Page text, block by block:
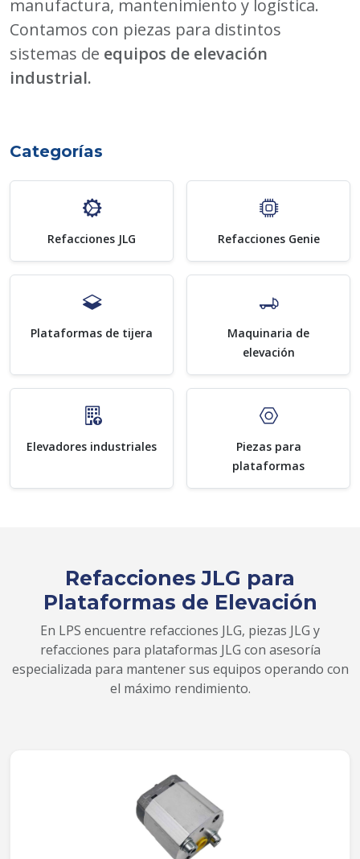
manufactura, mantenimiento y logística.
Contamos con piezas para distintos
sistemas de equipos de elevación
industrial.
Categorías
Refacciones JLG Refacciones Genie
Plataformas de tijera
Maquinaria de
elevación
Elevadores industriales
Piezas para
plataformas
Refacciones JLG para
Plataformas de Elevación
En LPS encuentre refacciones JLG, piezas JLG y
refacciones para plataformas JLG con asesoría
especializada para mantener sus equipos operando con
el máximo rendimiento.